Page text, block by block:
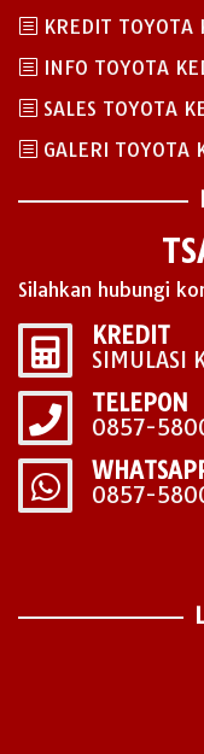
KREDIT TOYOTA
INFO TOYOTA
SALES TOYOTA
GALERI TOYOTA
Silahkan hubungi
KREDIT
SIMULASI
TELEPON
0857-
0857-